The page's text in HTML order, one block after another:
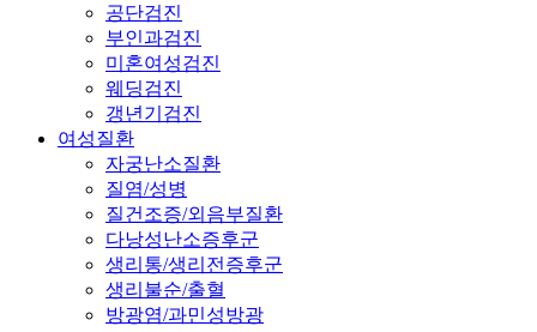
공단검진
부인과검진
미혼여성검진
웨딩검진
갱년기검진
여성질환
자궁난소질환
질염/성병
질건조증/외음부질환
다낭성난소증후군
생리통/생리전증후군
생리불순/출혈
방광염/과민성방광